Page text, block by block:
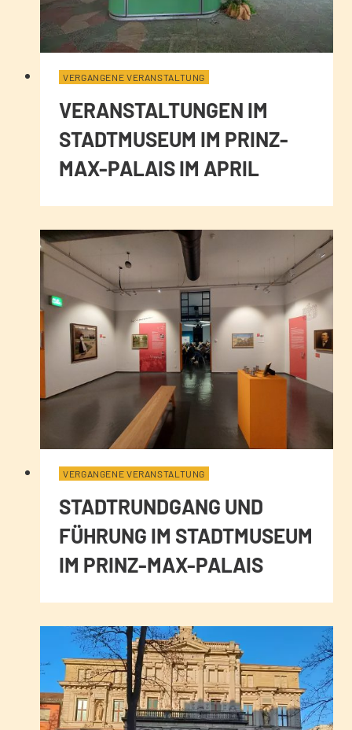
VERGANGENE VERANSTALTUNG
VERANSTALTUNGEN IM
STADTMUSEUM IM PRINZ-
MAX-PALAIS IM APRIL
VERGANGENE VERANSTALTUNG
STADTRUNDGANG UND
FÜHRUNG IM STADTMUSEUM
IM PRINZ-MAX-PALAIS